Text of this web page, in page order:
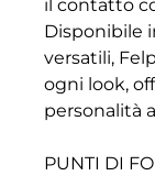
il contatto
Disponibile
versatili,
ogni look,
personalità
PUNTI DI